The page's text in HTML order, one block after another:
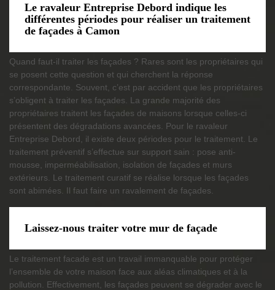
Le ravaleur Entreprise Debord indique les
différentes périodes pour réaliser un traitement
de façades à Camon
Quand faut-il traiter les façades ? Rares sont les propriétaires qui
se posent cette question et qui cherchent la réponse
correspondante. Souvent, c’est par accident que les propriétaires
s’obligent à traiter les façades. La grande majorité des
propriétaires traitent les façades de maisons lorsque celles-ci
présentent des dégradations avancées. Pour le ravaleur
Entreprise Debord, il existe deux périodes pour le traitement. Le
traitement préventif s’effectue sur support sain : pose anti-
mousse, imperméabilisation, isolation de façades et murs
extérieurs. Le traitement curatif se réalise lorsque les façades
sont abimées. Il faut faire un ravalement de façades.
Laissez-nous traiter votre mur de façade
Le traitement facade est un travail immanquable pour protéger
l’ensemble de votre maison face aux aléas climatiques et à la
pollution. Effectivement, les façades peuvent se dégrader avec le